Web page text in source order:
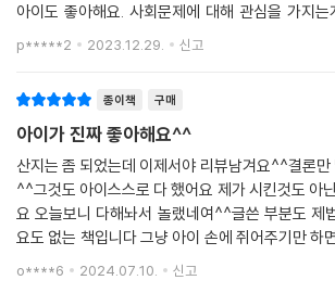
아이도 좋아해요. 사회문제에 대해 관심을 가지는
글씨쓰는걸 버거워해서 쓰는것 까지는 하지않지만
신문기사도 찾아보고
p*****2 2023.12.29. 신고
종이책 구매
아이가 진짜 좋아해요^^
산지는 좀 되었는데 이제서야 리뷰남겨요^^결론만
^^그것도 아이스스로 다 했어요 제가 시킨것도 아
요 오늘보니 다해놔서 놀랬네여^^글쓴 부분도 제
요도 없는 책입니다 그냥 아이 손에 쥐어주기만 하
^2권도 나오면 바로 살거예요
o****6 2024.07.10. 신고